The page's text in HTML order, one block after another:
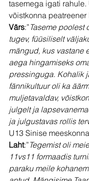
tasemega igati rahule.
võistkonna peatreener
Värs:” Taseme poolest
tugev, füüsiliselt
mängud, kus vastane
aega hingamiseks
pressinguga. Kohalik
fännikultuur oli ka
muljetavaldav,
julgelt ja
ja julgustavas rollis
U13 Sinise
Laht:” Tegemist oli
11vs11 formaadis
paraku meile